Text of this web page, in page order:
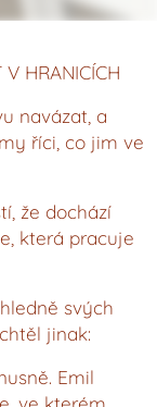
HRANICÍCH
navázat, a
říci, co jim ve
že dochází
která pracuje
svých
jinak:
Emil